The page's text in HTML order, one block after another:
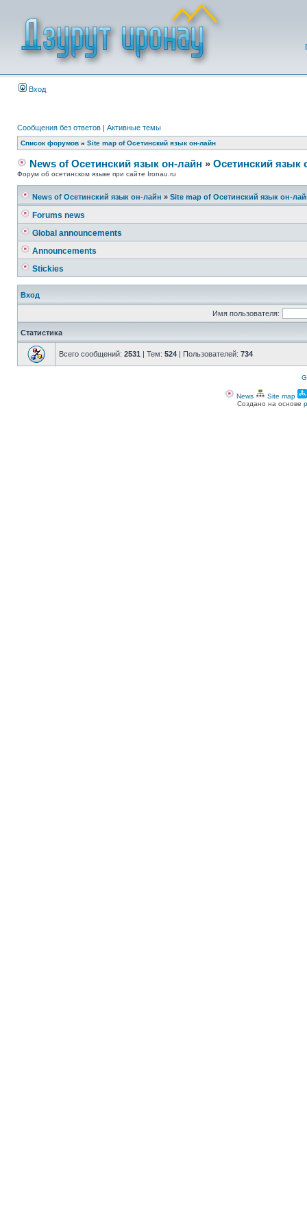
Вход
Сообщения без ответов | Активные темы
Список форумов » Site map of Осетинский язык он-лайн
News of Осетинский язык он-лайн » Осетинский язык
Форум об осетинском языке при сайте Ironau.ru
News of Осетинский язык он-лайн » Site map of Осетинский язык он-
Forums news
Global announcements
Announcements
Stickies
Вход
Имя пользователя:
Статистика
Всего сообщений: 2531 | Тем: 524 | Пользователей: 734
News Site map
Создано на основе